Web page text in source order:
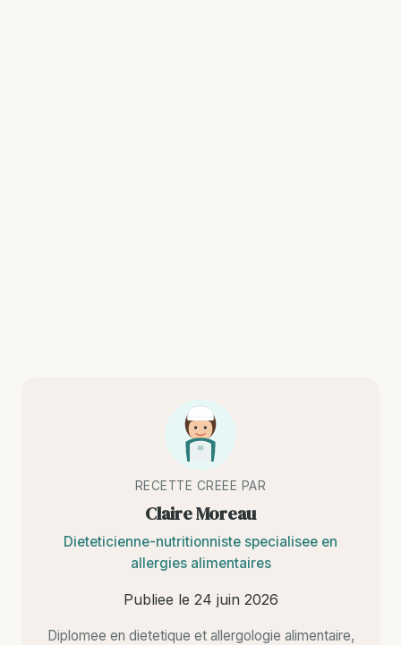
RECETTE CREEE PAR
Claire Moreau
Dieteticienne-nutritionniste specialisee en
allergies alimentaires
Publiee le 24 juin 2026
Diplomee en dietetique et allergologie alimentaire,